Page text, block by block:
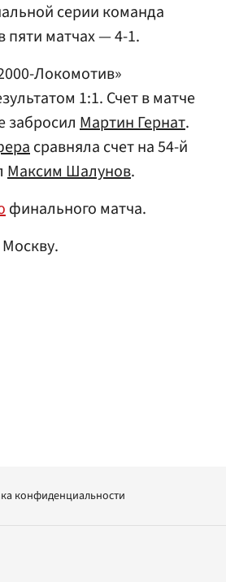
серии команда
пяти матчах — 4-1.
Локомотив»
1:1. Счет в матче
забросил Мартин Гернат.
сравняла счет на 54-й
Максим Шалунов.
финального матча.
Москву.
конфиденциальности